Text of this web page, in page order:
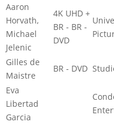
Aaron
Horvath,
Michael
Jelenic
4K UHD +
BR - BR -
DVD
Gilles de
Maistre
BR - DVD
Eva
Libertad
Garcia